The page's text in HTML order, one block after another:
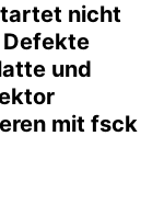
nicht
Defekte
und
mit fsck